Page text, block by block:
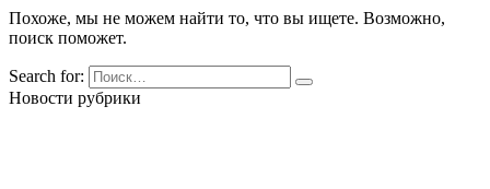
Похоже, мы не можем найти то, что вы ищете. Возможно,
поиск поможет.
Search for:
Новости рубрики